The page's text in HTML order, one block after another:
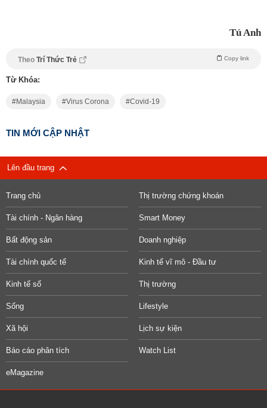
Tú Anh
Theo Trí Thức Trẻ Copy link
Từ Khóa:
Malaysia Virus Corona Covid-19
TIN MỚI CẬP NHẬT
Lên đầu trang
Trang chủ Thị trường chứng khoán
Tài chính - Ngân hàng Smart Money
Bất động sản Doanh nghiệp
Tài chính quốc tế Kinh tế vĩ mô - Đầu tư
Kinh tế số Thị trường
Sống Lifestyle
Xã hội Lịch sự kiện
Báo cáo phân tích Watch List
eMagazine